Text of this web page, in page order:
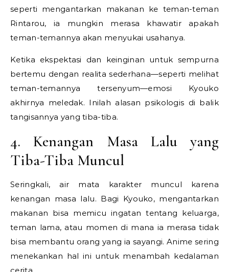
seperti mengantarkan makanan ke teman-teman
Rintarou, ia mungkin merasa khawatir apakah
teman-temannya akan menyukai usahanya.
Ketika ekspektasi dan keinginan untuk sempurna
bertemu dengan realita sederhana—seperti melihat
teman-temannya tersenyum—emosi Kyouko
akhirnya meledak. Inilah alasan psikologis di balik
tangisannya yang tiba-tiba.
4. Kenangan Masa Lalu yang
Tiba-Tiba Muncul
Seringkali, air mata karakter muncul karena
kenangan masa lalu. Bagi Kyouko, mengantarkan
makanan bisa memicu ingatan tentang keluarga,
teman lama, atau momen di mana ia merasa tidak
bisa membantu orang yang ia sayangi. Anime sering
menekankan hal ini untuk menambah kedalaman